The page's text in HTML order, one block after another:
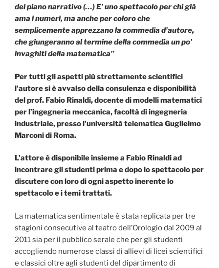
del piano narrativo (…) E’ uno spettacolo per chi già
ama i numeri, ma anche per coloro che
semplicemente apprezzano la commedia d’autore,
che giungeranno al termine della commedia un po’
invaghiti della matematica”
Per tutti gli aspetti più strettamente scientifici
l’autore si è avvalso della consulenza e disponibilità
del prof. Fabio Rinaldi, docente di modelli matematici
per l’ingegneria meccanica,facoltà di ingegneria
industriale, presso l’università telematica Guglielmo
Marconi di Roma.
L’attore è disponibile insieme a Fabio Rinaldi ad
incontrare gli studenti prima e dopo lo spettacolo per
discutere con loro di ogni aspetto inerente lo
spettacolo e i temi trattati.
La matematica sentimentale è stata replicata per tre
stagioni consecutive al teatro dell’Orologio dal 2009 al
2011 sia per il pubblico serale che per gli studenti
accogliendo numerose classi di allievi di licei scientifici
e classici oltre agli studenti del dipartimento di